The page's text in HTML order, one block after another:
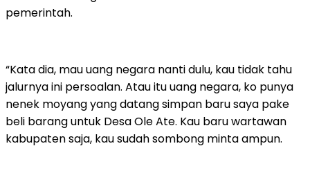
pemerintah.
“Kata dia, mau uang negara nanti dulu, kau tidak tahu
jalurnya ini persoalan. Atau itu uang negara, ko punya
nenek moyang yang datang simpan baru saya pake
beli barang untuk Desa Ole Ate. Kau baru wartawan
kabupaten saja, kau sudah sombong minta ampun.